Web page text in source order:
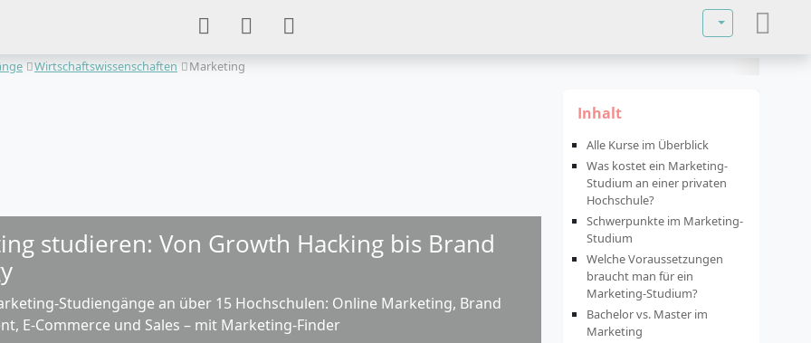
Sprache
Wirtschaftswissenschaften Marketing
studieren: Von Growth Hacking bis Brand
Studiengänge an über 15 Hochschulen: Online Marketing, Brand
E-Commerce und Sales – mit Marketing-Finder
Inhalt
Alle Kurse im Überblick
Was kostet ein Marketing-
Studium an einer privaten
Hochschule?
Schwerpunkte im Marketing-
Studium
Welche Voraussetzungen
braucht man für ein
Marketing-Studium?
Bachelor vs. Master im
Marketing